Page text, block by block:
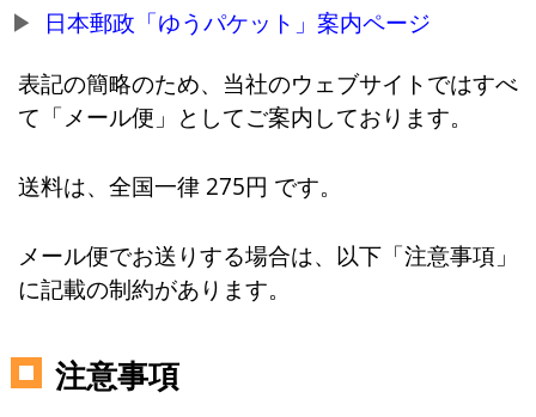
日本郵政「ゆうパケット」案内ページ
表記の簡略のため、当社のウェブサイトではすべ
て「メール便」としてご案内しております。
送料は、全国一律 275円 です。
メール便でお送りする場合は、以下「注意事項」
に記載の制約があります。
注意事項